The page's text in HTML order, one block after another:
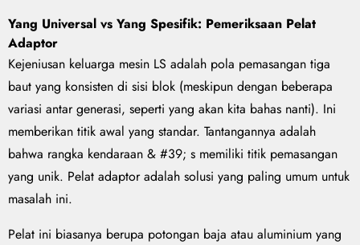
Yang Universal vs Yang Spesifik: Pemeriksaan Pelat
Adaptor
Kejeniusan keluarga mesin LS adalah pola pemasangan tiga
baut yang konsisten di sisi blok (meskipun dengan beberapa
variasi antar generasi, seperti yang akan kita bahas nanti). Ini
memberikan titik awal yang standar. Tantangannya adalah
bahwa rangka kendaraan & #39; s memiliki titik pemasangan
yang unik. Pelat adaptor adalah solusi yang paling umum untuk
masalah ini.
Pelat ini biasanya berupa potongan baja atau aluminium yang